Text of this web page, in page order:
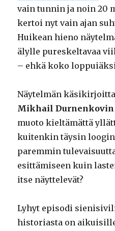
vain tunnin ja noin 20
kertoi nyt vain ajan
Huikean hieno
älylle pureskeltavaa
– ehkä koko
Näytelmän
Mikhail Durnenkovin
muoto kieltämättä
kuitenkin täysin
paremmin
esittämiseen kuin
itse näyttelevät?
Lyhyt episodi
historiasta on